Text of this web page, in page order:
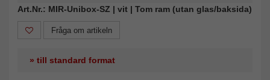
Art.Nr.: MIR-Unibox-SZ | vit | Tom ram (utan glas/baksida)
Fråga om artikeln
» till standard format